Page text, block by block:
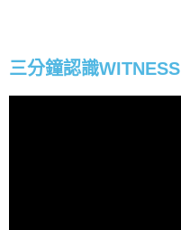
三分鐘認識WITNESS